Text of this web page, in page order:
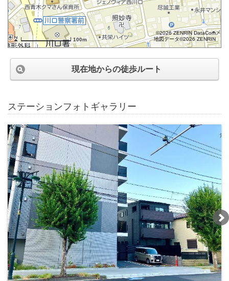
100m
©2026 ZENRIN DataCom
地図データ©2026 ZENRIN
現在地からの徒歩ルート
ステーションフォトギャラリー